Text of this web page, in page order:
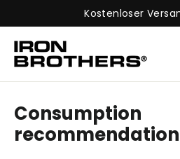
to
content
Kostenloser
Consumption
recommendation